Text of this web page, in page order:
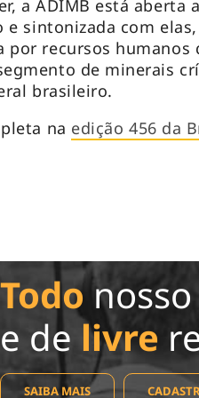
a ADIMB está aberta
e sintonizada com
por recursos humanos
de minerais
brasileiro.
na edição 456 da
Todo
e de livre
SAIBA MAIS